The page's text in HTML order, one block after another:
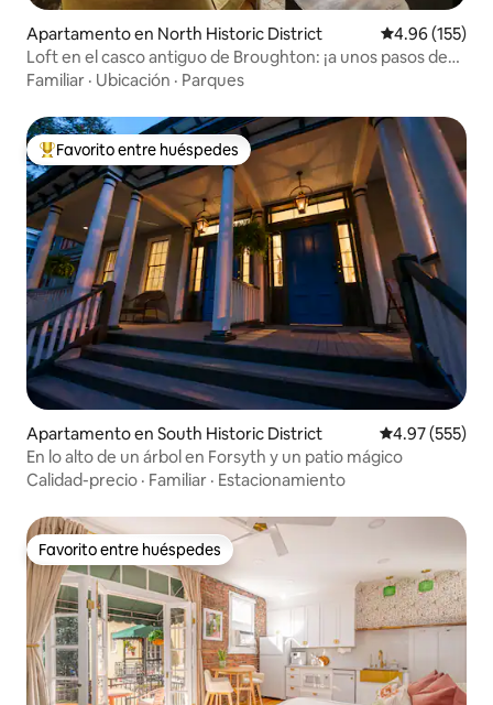
Apartamento en North Historic District Calificación
4.96 (155)
Loft en el casco antiguo de Broughton: ¡a unos pasos de
todo!
Familiar · Ubicación · Parques
Favorito entre huéspedes preferido
Favorito entre huéspedes
Apartamento en South Historic District Calificación
4.97 (555)
En lo alto de un árbol en Forsyth y un patio mágico
Calidad-precio · Familiar · Estacionamiento
Favorito entre huéspedes
Favorito entre huéspedes